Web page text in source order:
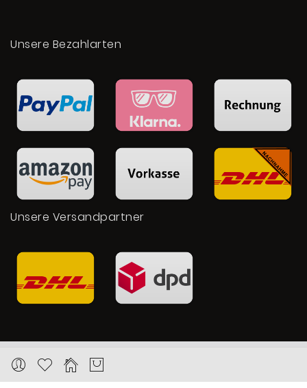
Unsere Bezahlarten
Unsere Versandpartner
Copyright © 2026 Karat24.net